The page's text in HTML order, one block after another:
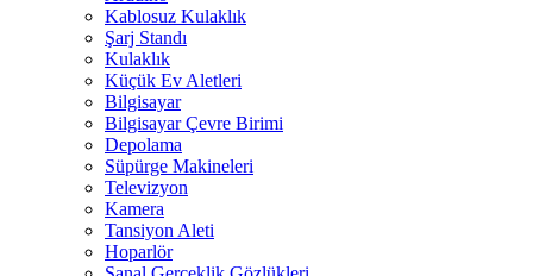
Kablosuz Kulaklık
Şarj Standı
Kulaklık
Küçük Ev Aletleri
Bilgisayar
Bilgisayar Çevre Birimi
Depolama
Süpürge Makineleri
Televizyon
Kamera
Tansiyon Aleti
Hoparlör